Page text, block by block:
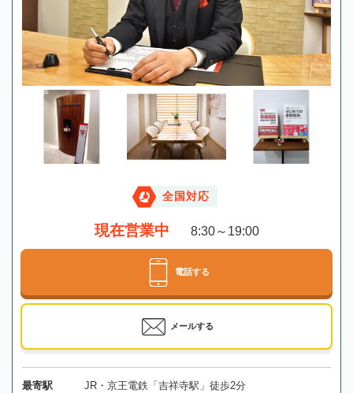
全国対応
現在営業中 8:30～19:00
電話する
メールする
最寄駅 JR・京王電鉄「吉祥寺駅」徒歩2分